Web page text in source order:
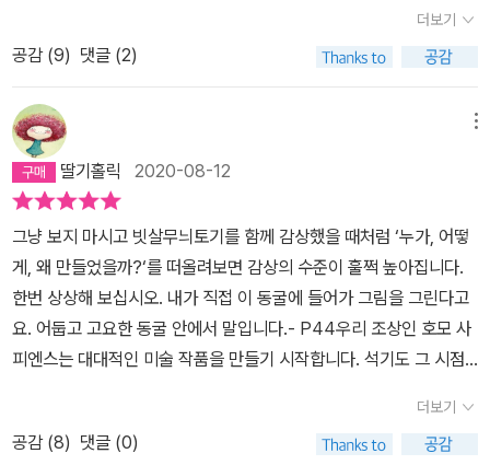
한 여성이자신의 모습을 조각한 것이라고추측을 하던데, 그건 너무
나간 것 아닌가 싶더구나. 아무튼, 그 옛날 지구 상에서 사람들이 살았
다는 사실… 벽화를 그리는 사람은어떤 생각을 하면서 그림을 그렸을
까. 고대 화가에 감정이입을 해보니,동굴의 냉기가 느껴지기까지 하
는구나. ㅎㅎ 수십 번의 전생에 혹시 그곳에 있었던 것은 아닌가싶구
나. …고대 미술을 이해하는 좋은 방법 중에하나는 오늘날에서 원시사
회를 이루며 살아가는 사람들을 연구하는 것이란다. 소수이긴 하지만
아직 호주원주민들은 그들만의 원시적인 생활방식으로 살아간단다.
그들도 벽화를 그리며 살아가는데 그들의 벽화가의미하는 것은 자신
의 태어난 땅의 기원을 설명하는 그림이라고 하는구나. 하지만 아주
정확한 것은 알지못한다고 하네.. 호주 원주민들이 벽화에 대해 이야
기하는 것을 무척 꺼려한다고 하는구나.…유명한 벽화들은 외국에 많
이 있는데, 우리나라에는 그런 고대 미술 작품을 볼 수 있는 곳은 없을
까. 국내에도있단다. 학창시절 미술 교과서뿐만 아니라 국사 교과서
없어도 되는 사치스런 무엇으로 여기는 것은 현대인들의 편견일 수
있다는 것이다. 대표적인 동굴벽화로 라스코 동굴벽화 (프랑스), 알타
미라 동굴벽화 (스페인), 쇼베 동굴벽화 (프랑스)를 들었고, 동굴은
생활 공간이 아니라 신성한 공간이었으며 최초의 화가는 아마도 주술
사였을 거라고 한다. 이 원시미술 파트에서는 그 시대에 상응하는 우
리 나라에서 발견된 신석기시대 유물도 함께 설명이 되어 있어 좋았
다. 2부 이집트 미술편으로 넘어가면서 저자는 우선 이집트 미술은
그저 놀라움 자체라고 한다. 한 나라가 3,000년동안 지속되었다는
것 자체가 경이로움이라는 것이다. 이집트 문명과 나일강의 관계에
대해 그리스 역사가 헤로도토스는 '이집트는 나일강의 선물이다'라는
말을 했을 정도라고 한다. 나일강은 이집트의 유일한 수자원이자 주
요 교통로이며 이집트의 모든 생명이 나고 죽는 곳이라는 상징적인
기자의 대 피라미드가 있자만 그 외 나머지 유적은 전부 이집트 신왕
더보기
공감 (9) 댓글 (2)
딸기홀릭 2020-08-12
그냥 보지 마시고 빗살무늬토기를 함께 감상했을 때처럼 ‘누가, 어떻
게, 왜 만들었을까?‘를 떠올려보면 감상의 수준이 훌쩍 높아집니다.
한번 상상해 보십시오. 내가 직접 이 동굴에 들어가 그림을 그린다고
요. 어둡고 고요한 동굴 안에서 말입니다.- P44우리 조상인 호모 사
피엔스는 대대적인 미술 작품을 만들기 시작합니다. 석기도 그 시점
학자들도 있습니다.저는 혹시 이와 같은 발달, 정확히는 미술의 출현
에 현생인류 생존의 비결이 있었던 건 아닐까 생각합니다.우리는 호
더보기
공감 (8) 댓글 (0)